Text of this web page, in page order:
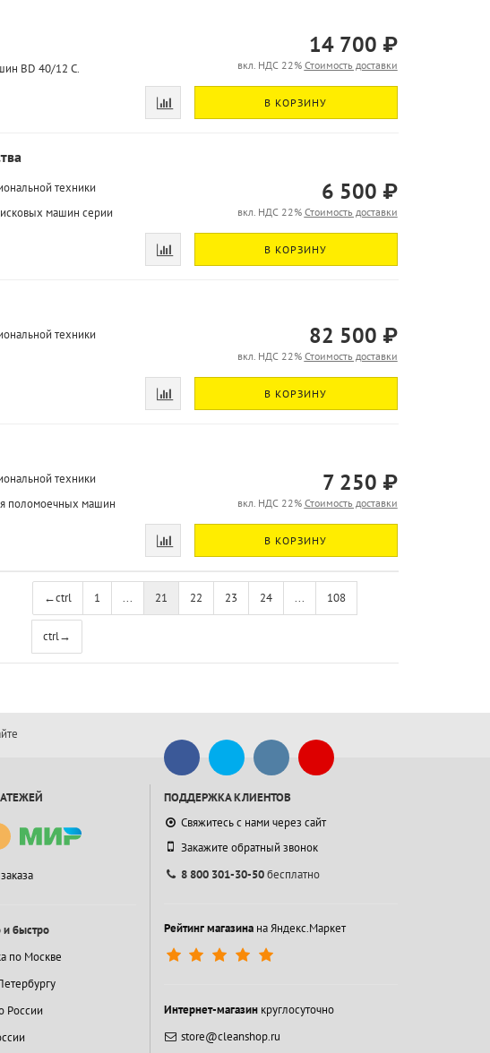
BD 40/12 C.
14 700 ₽
вкл. НДС 22% Стоимость доставки
В КОРЗИНУ
техники
машин серии
6 500 ₽
вкл. НДС 22% Стоимость доставки
В КОРЗИНУ
техники
82 500 ₽
вкл. НДС 22% Стоимость доставки
В КОРЗИНУ
техники
поломоечных машин
7 250 ₽
вкл. НДС 22% Стоимость доставки
В КОРЗИНУ
←ctrl 1 ... 21 22 23 24 ... 108
ctrl→
и быстро
по Москве
России
ПОДДЕРЖКА КЛИЕНТОВ
Свяжитесь с нами через сайт
Закажите обратный звонок
8 800 301-30-50бесплатно
Рейтинг магазинана Яндекс.Маркет
Интернет-магазинкруглосуточно
store@cleanshop.ru